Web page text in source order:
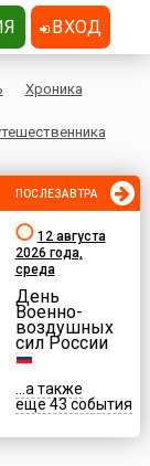
Хроника
ПОСЛЕЗАВТРА
12 августа
2026 года,
среда
День
Военно-
воздушных
сил России
...а также
еще 43 события
ВХОД